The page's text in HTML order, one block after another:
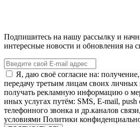
Подпишитесь на нашу рассылку и
интересные новости и обновления на
Я, даю своё согласие на:
передачу третьим лицам своих
получать рекламную информацию о
иных услугах путём: SMS, E-mail, push
телефонного звонка и др.каналов
условиями Политики